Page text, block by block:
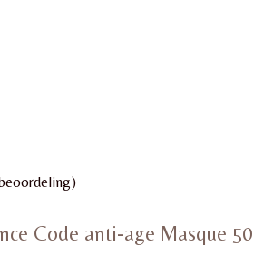
Code anti-age Masque 50